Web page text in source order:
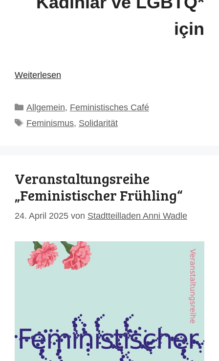
için
Weiterlesen
Kategorien
Allgemein, Feministisches Café
Schlagwörter
Feminismus, Solidarität
Veranstaltungsreihe
„Feministischer Frühling“
24. April 2025 von Stadtteilladen Anni Wadle